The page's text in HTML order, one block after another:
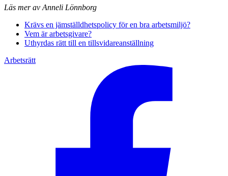
Läs mer av Anneli Lönnborg
Krävs en jämställdhets­policy för en bra arbetsmiljö?
Vem är arbetsgivare?
Uthyrdas rätt till en tillsvidare­anställning
Arbetsrätt